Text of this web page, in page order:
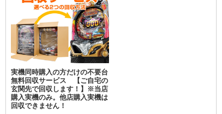
実機同時購入の方だけの不要台
無料回収サービス 【ご自宅の
玄関先で回収します！】※当店
購入実機のみ。他店購入実機は
回収できません！